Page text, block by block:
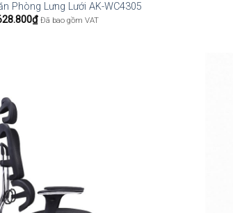
Phòng Lưng Lưới AK-WC4305
₫ Đã bao gồm VAT